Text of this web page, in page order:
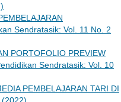
Sendratasik: Vol. 11 No. 2
PORTOFOLIO PREVIEW
Sendratasik: Vol. 10
PEMBELAJARAN TARI DI